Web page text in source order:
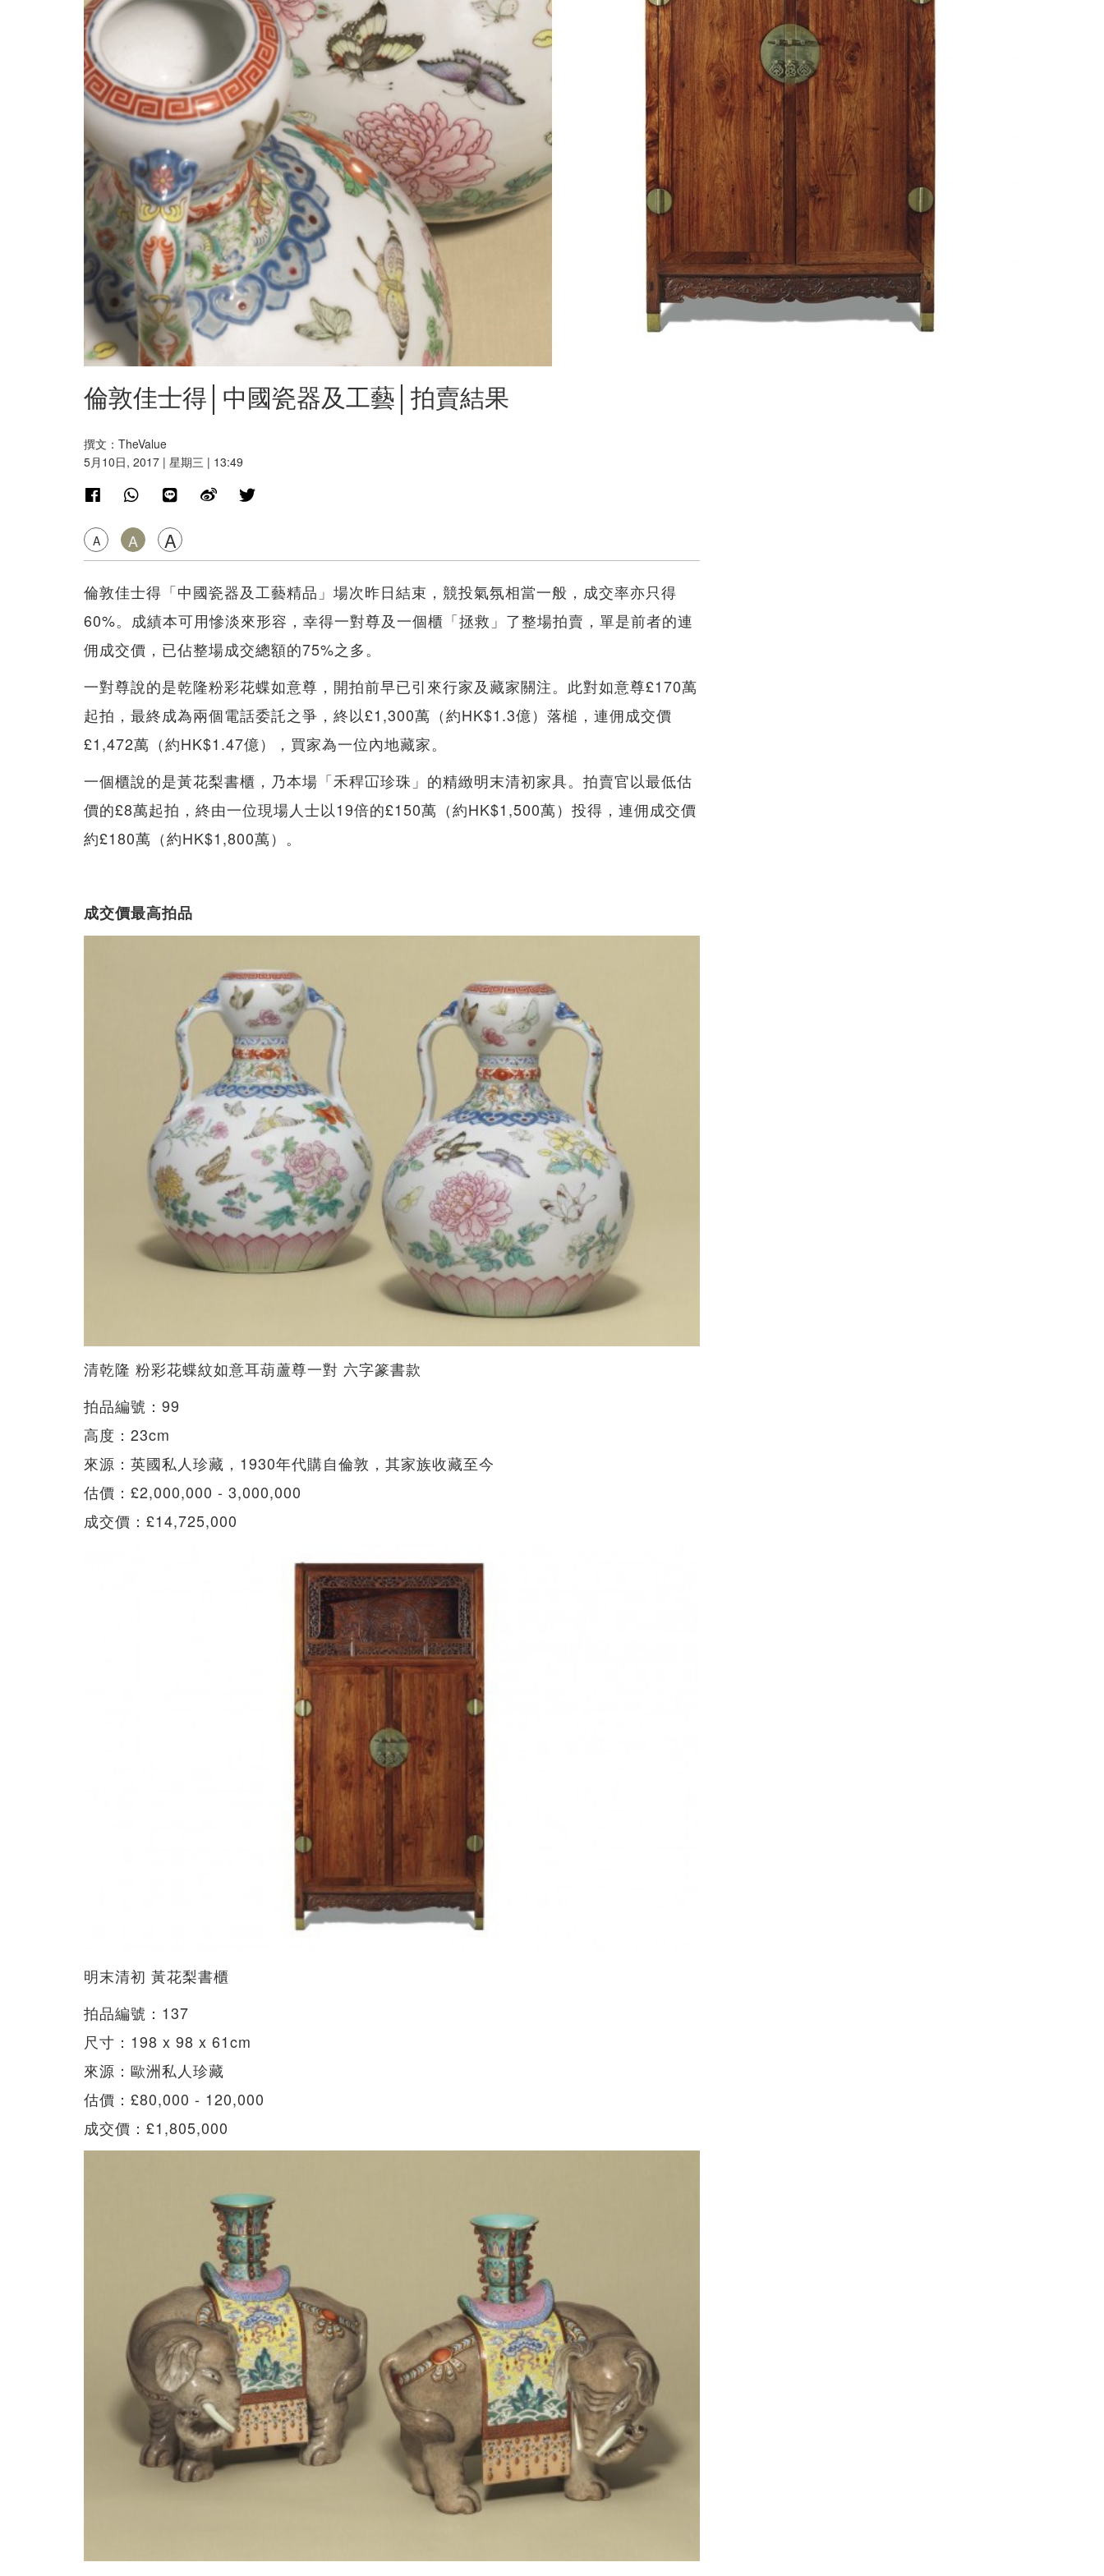
倫敦佳士得│中國瓷器及工藝│拍賣結果
撰文：TheValue
5月10日, 2017 | 星期三 | 13:49
A A A
倫敦佳士得「中國瓷器及工藝精品」場次昨日結束，競投氣氛相當一般，成交率亦只得
60%。成績本可用慘淡來形容，幸得一對尊及一個櫃「拯救」了整場拍賣，單是前者的連
佣成交價，已佔整場成交總額的75%之多。
一對尊說的是乾隆粉彩花蝶如意尊，開拍前早已引來行家及藏家關注。此對如意尊£170萬
起拍，最終成為兩個電話委託之爭，終以£1,300萬（約HK$1.3億）落槌，連佣成交價
£1,472萬（約HK$1.47億），買家為一位內地藏家。
一個櫃說的是黃花梨書櫃，乃本場「禾稈冚珍珠」的精緻明末清初家具。拍賣官以最低估
價的£8萬起拍，終由一位現場人士以19倍的£150萬（約HK$1,500萬）投得，連佣成交價
約£180萬（約HK$1,800萬）。
成交價最高拍品
清乾隆 粉彩花蝶紋如意耳葫蘆尊一對 六字篆書款
拍品編號：99
高度：23cm
來源：英國私人珍藏，1930年代購自倫敦，其家族收藏至今
估價：£2,000,000 - 3,000,000
成交價：£14,725,000
明末清初 黃花梨書櫃
拍品編號：137
尺寸：198 x 98 x 61cm
來源：歐洲私人珍藏
估價：£80,000 - 120,000
成交價：£1,805,000